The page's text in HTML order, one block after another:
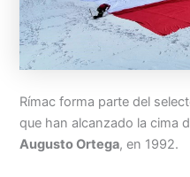
Rímac forma parte del
que han alcanzado la cima
Augusto Ortega, en 1992.